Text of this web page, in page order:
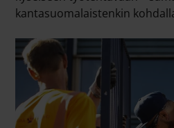
kantasuomalaistenkin